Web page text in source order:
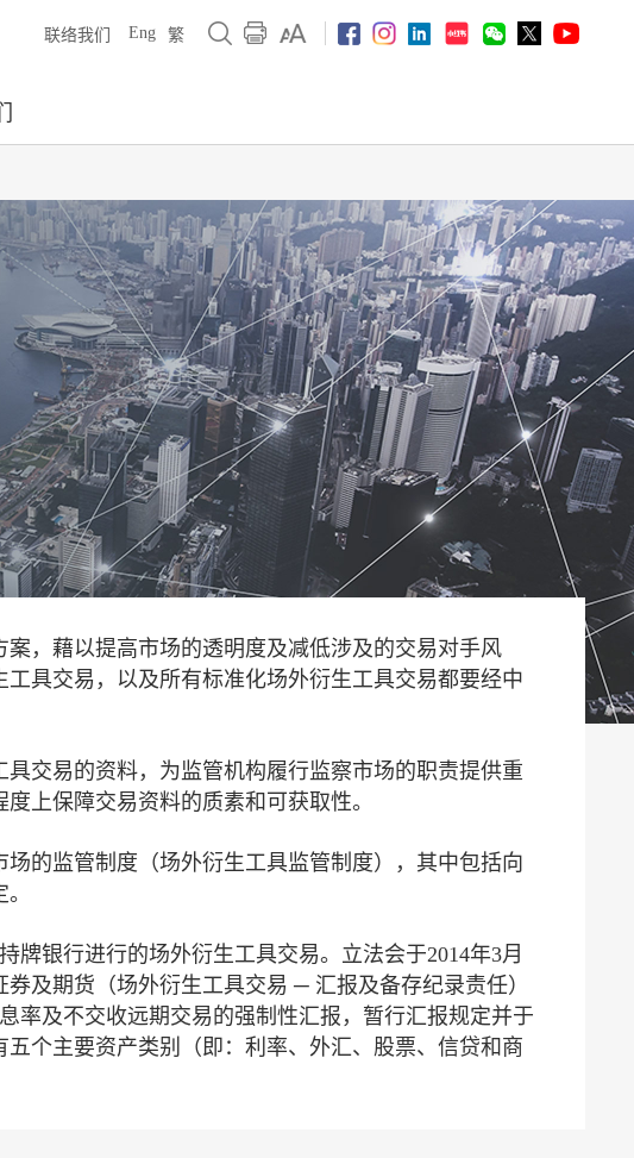
联络我们 Eng 繁
，藉以提高市场的透明度及减低涉及的交易对手风
具交易，以及所有标准化场外衍生工具交易都要经中
交易的资料，为监管机构履行监察市场的职责提供重
上保障交易资料的质素和可获取性。
的监管制度（场外衍生工具监管制度），其中包括向
银行进行的场外衍生工具交易。立法会于2014年3月
及期货（场外衍生工具交易 ─ 汇报及备存纪录责任）
率及不交收远期交易的强制性汇报，暂行汇报规定并于
个主要资产类别（即：利率、外汇、股票、信贷和商